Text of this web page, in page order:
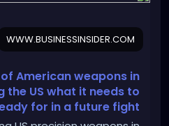
WWW.BUSINESSINSIDER.COM
American weapons in
the US what it needs to
for in a future fight